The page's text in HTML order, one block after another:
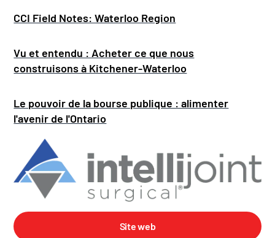
Site web
CCI Field Notes: Waterloo Region
Vu et entendu : Acheter ce que nous
construisons à Kitchener-Waterloo
Le pouvoir de la bourse publique : alimenter
l'avenir de l'Ontario